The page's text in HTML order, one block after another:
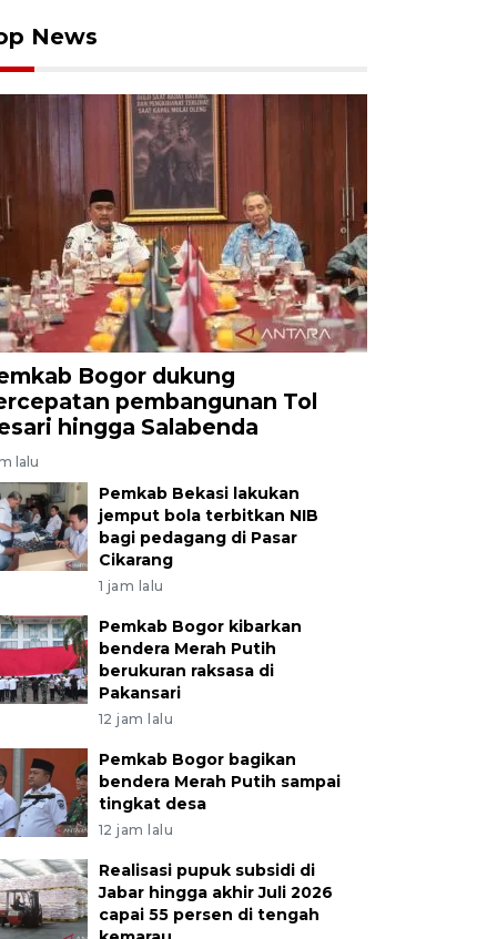
News
Bogor dukung
pembangunan Tol
hingga Salabenda
lalu
Pemkab Bekasi lakukan
jemput bola terbitkan NIB
bagi pedagang di Pasar
Cikarang
1 jam lalu
Pemkab Bogor kibarkan
bendera Merah Putih
berukuran raksasa di
Pakansari
12 jam lalu
Pemkab Bogor bagikan
bendera Merah Putih sampai
tingkat desa
12 jam lalu
Realisasi pupuk subsidi di
Jabar hingga akhir Juli 2026
capai 55 persen di tengah